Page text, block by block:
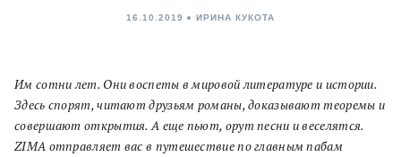
16.10.2019 ИРИНА КУКОТА
Им сотни лет. Они воспеты в мировой литературе и истории.
Здесь спорят, читают друзьям романы, доказывают теоремы и
совершают открытия. А еще пьют, орут песни и веселятся.
ZIMA отправляет вас в путешествие по главным пабам